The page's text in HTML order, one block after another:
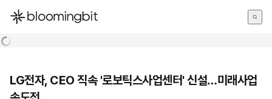
한국어
LG전자, CEO 직속 '로보틱스사업센터' 신설…미래사업